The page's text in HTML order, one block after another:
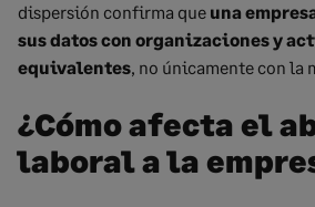
dispersión confirma que una
sus datos con organizaciones y
equivalentes, no únicamente con la
¿Cómo afecta el
laboral a la